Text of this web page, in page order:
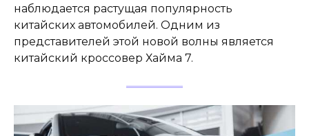
наблюдается растущая популярность
китайских автомобилей. Одним из
представителей этой новой волны является
китайский кроссовер Хайма 7.